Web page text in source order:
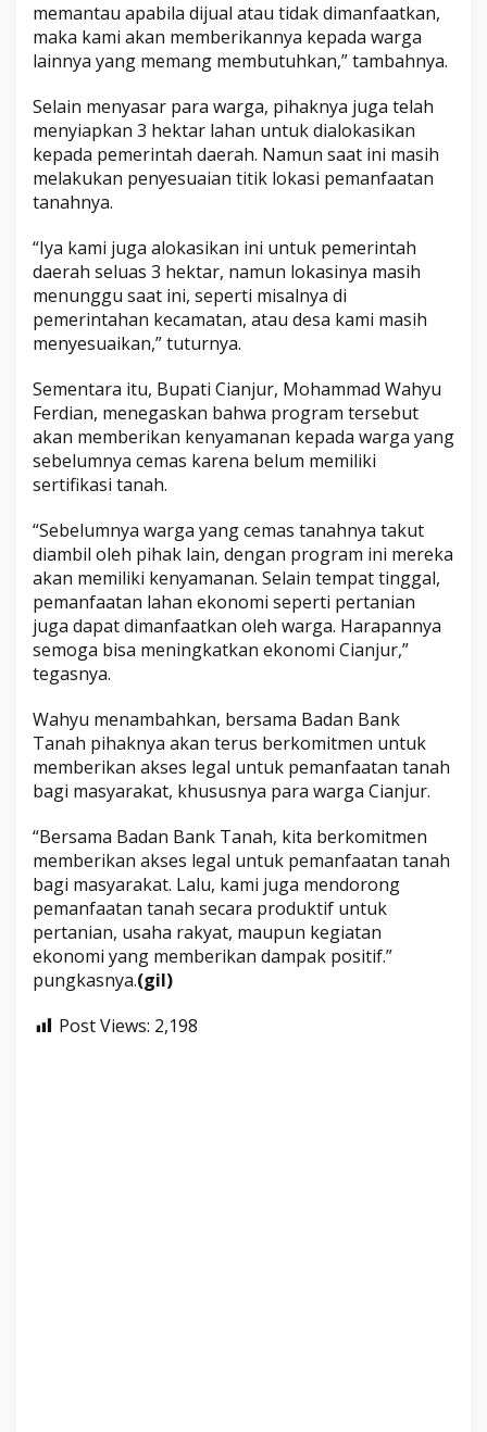
memantau apabila dijual atau tidak dimanfaatkan,
maka kami akan memberikannya kepada warga
lainnya yang memang membutuhkan,” tambahnya.
Selain menyasar para warga, pihaknya juga telah
menyiapkan 3 hektar lahan untuk dialokasikan
kepada pemerintah daerah. Namun saat ini masih
melakukan penyesuaian titik lokasi pemanfaatan
tanahnya.
“Iya kami juga alokasikan ini untuk pemerintah
daerah seluas 3 hektar, namun lokasinya masih
menunggu saat ini, seperti misalnya di
pemerintahan kecamatan, atau desa kami masih
menyesuaikan,” tuturnya.
Sementara itu, Bupati Cianjur, Mohammad Wahyu
Ferdian, menegaskan bahwa program tersebut
akan memberikan kenyamanan kepada warga yang
sebelumnya cemas karena belum memiliki
sertifikasi tanah.
“Sebelumnya warga yang cemas tanahnya takut
diambil oleh pihak lain, dengan program ini mereka
akan memiliki kenyamanan. Selain tempat tinggal,
pemanfaatan lahan ekonomi seperti pertanian
juga dapat dimanfaatkan oleh warga. Harapannya
semoga bisa meningkatkan ekonomi Cianjur,”
tegasnya.
Wahyu menambahkan, bersama Badan Bank
Tanah pihaknya akan terus berkomitmen untuk
memberikan akses legal untuk pemanfaatan tanah
bagi masyarakat, khususnya para warga Cianjur.
“Bersama Badan Bank Tanah, kita berkomitmen
memberikan akses legal untuk pemanfaatan tanah
bagi masyarakat. Lalu, kami juga mendorong
pemanfaatan tanah secara produktif untuk
pertanian, usaha rakyat, maupun kegiatan
ekonomi yang memberikan dampak positif.”
pungkasnya.(gil)
Post Views: 2,198